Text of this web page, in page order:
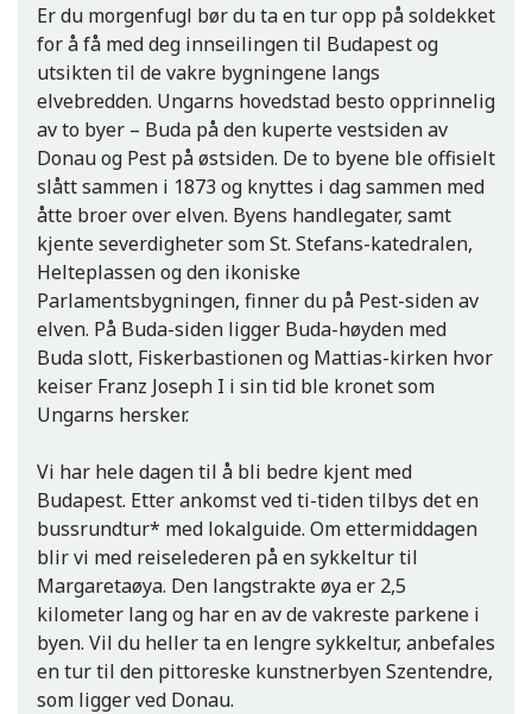
Kalemegdan-festningen i Beograd
Ada Ciganlija ved Beograd
Er du morgenfugl bør du ta en tur opp på soldekket
for å få med deg innseilingen til Budapest og
utsikten til de vakre bygningene langs
elvebredden. Ungarns hovedstad besto opprinnelig
av to byer – Buda på den kuperte vestsiden av
Donau og Pest på østsiden. De to byene ble offisielt
slått sammen i 1873 og knyttes i dag sammen med
åtte broer over elven. Byens handlegater, samt
kjente severdigheter som St. Stefans-katedralen,
Helteplassen og den ikoniske
Parlamentsbygningen, finner du på Pest-siden av
elven. På Buda-siden ligger Buda-høyden med
Buda slott, Fiskerbastionen og Mattias-kirken hvor
keiser Franz Joseph I i sin tid ble kronet som
Ungarns hersker.
Vi har hele dagen til å bli bedre kjent med
Budapest. Etter ankomst ved ti-tiden tilbys det en
bussrundtur* med lokalguide. Om ettermiddagen
blir vi med reiselederen på en sykkeltur til
Margaretaøya. Den langstrakte øya er 2,5
kilometer lang og har en av de vakreste parkene i
byen. Vil du heller ta en lengre sykkeltur, anbefales
en tur til den pittoreske kunstnerbyen Szentendre,
som ligger ved Donau.